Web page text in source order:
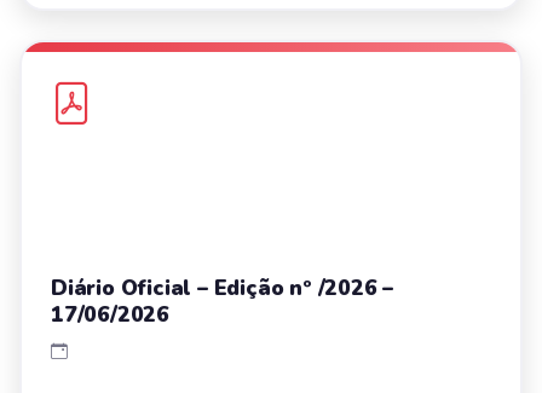
Diário Oficial – Edição nº /2026 –
17/06/2026